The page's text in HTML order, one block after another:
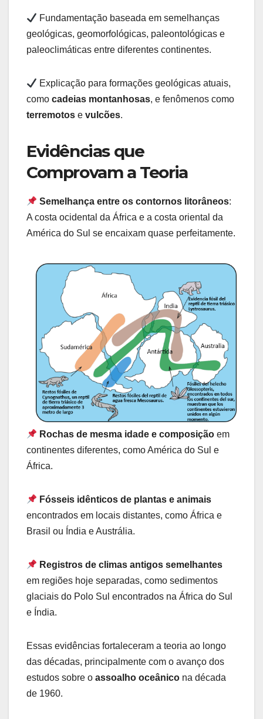
Fundamentação baseada em semelhanças
geológicas, geomorfológicas, paleontológicas e
paleoclimáticas entre diferentes continentes.
Explicação para formações geológicas atuais,
como cadeias montanhosas, e fenômenos como
terremotos e vulcões.
Evidências que
Comprovam a Teoria
Semelhança entre os contornos litorâneos:
A costa ocidental da África e a costa oriental da
América do Sul se encaixam quase perfeitamente.
Rochas de mesma idade e composição em
continentes diferentes, como América do Sul e
África.
Fósseis idênticos de plantas e animais
encontrados em locais distantes, como África e
Brasil ou Índia e Austrália.
Registros de climas antigos semelhantes
em regiões hoje separadas, como sedimentos
glaciais do Polo Sul encontrados na África do Sul
e Índia.
Essas evidências fortaleceram a teoria ao longo
das décadas, principalmente com o avanço dos
estudos sobre o assoalho oceânico na década
de 1960.